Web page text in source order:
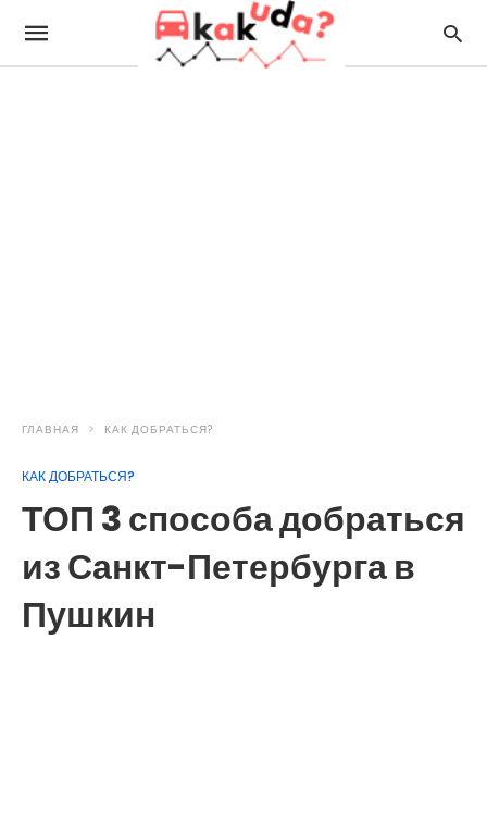
ГЛАВНАЯ КАК ДОБРАТЬСЯ?
КАК ДОБРАТЬСЯ?
ТОП 3 способа добраться
из Санкт-Петербурга в
Пушкин